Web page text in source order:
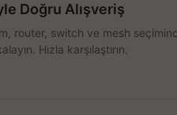
Doğru Alışveriş
router, switch ve mesh
Hızla karşılaştırın.